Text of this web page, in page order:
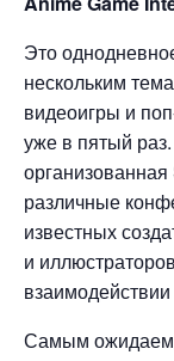
Это
нескольким
видеоигры и
уже в пятый
различные
известных
и
Самым